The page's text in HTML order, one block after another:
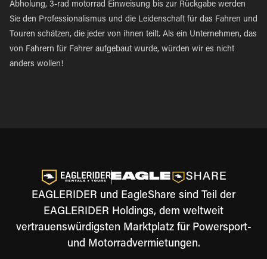
Abholung, 3-rad motorrad Einweisung bis zur Rückgabe werden
Sie den Professionalismus und die Leidenschaft für das Fahren und
Touren schätzen, die jeder von ihnen teilt. Als ein Unternehmen, das
von Fahrern für Fahrer aufgebaut wurde, würden wir es nicht
anders wollen!
EAGLERIDER und EagleShare sind Teil der
EAGLERIDER Holdings, dem weltweit
vertrauenswürdigsten Marktplatz für Powersport-
und Motorradvermietungen.